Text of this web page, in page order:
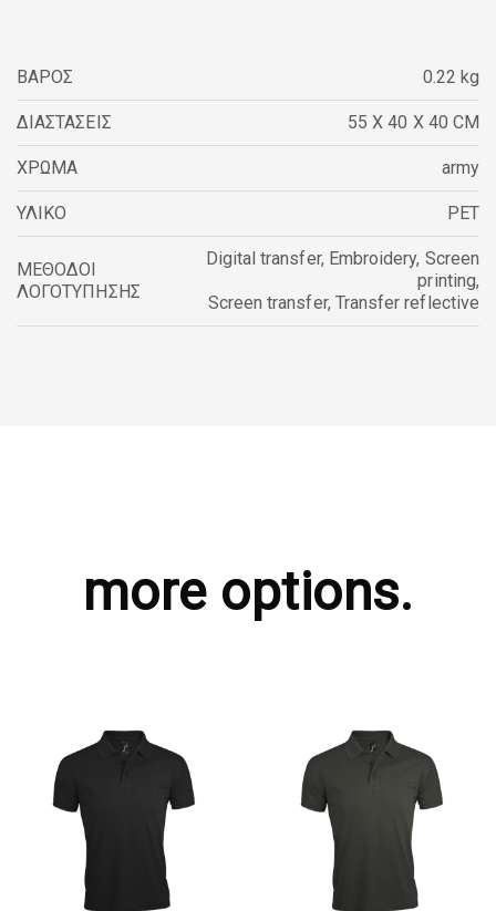
ΒΑΡΟΣ 0.22 kg
ΔΙΑΣΤΑΣΕΙΣ 55 X 40 X 40 CM
ΧΡΩΜΑ army
ΥΛΙΚΟ PET
ΜΕΘΟΔΟΙ
ΛΟΓΟΤΥΠΗΣΗΣ
Digital transfer, Embroidery, Screen
printing,
Screen transfer, Transfer reflective
more options.